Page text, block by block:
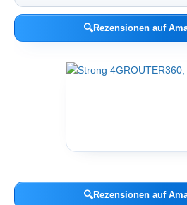
🔍Rezensionen auf
🔍Rezensionen auf